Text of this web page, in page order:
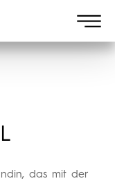
das mit der